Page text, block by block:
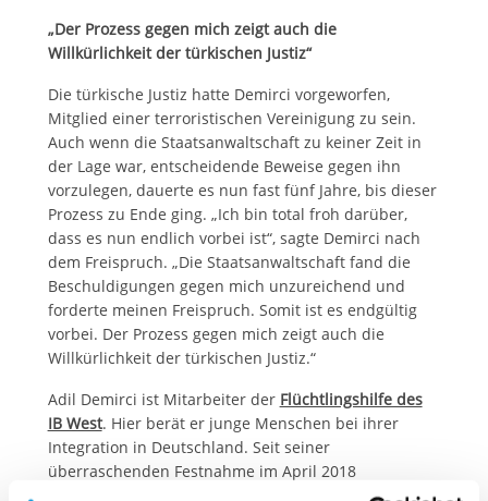
„Der Prozess gegen mich zeigt auch die
Willkürlichkeit der türkischen Justiz“
Die türkische Justiz hatte Demirci vorgeworfen,
Mitglied einer terroristischen Vereinigung zu sein.
Auch wenn die Staatsanwaltschaft zu keiner Zeit in
der Lage war, entscheidende Beweise gegen ihn
vorzulegen, dauerte es nun fast fünf Jahre, bis dieser
Prozess zu Ende ging. „Ich bin total froh darüber,
dass es nun endlich vorbei ist“, sagte Demirci nach
dem Freispruch. „Die Staatsanwaltschaft fand die
Beschuldigungen gegen mich unzureichend und
forderte meinen Freispruch. Somit ist es endgültig
vorbei. Der Prozess gegen mich zeigt auch die
Willkürlichkeit der türkischen Justiz.“
Adil Demirci ist Mitarbeiter der Flüchtlingshilfe des
IB West. Hier berät er junge Menschen bei ihrer
Integration in Deutschland. Seit seiner
überraschenden Festnahme im April 2018
unterstützte der IB ihn auf unterschiedliche Weise: